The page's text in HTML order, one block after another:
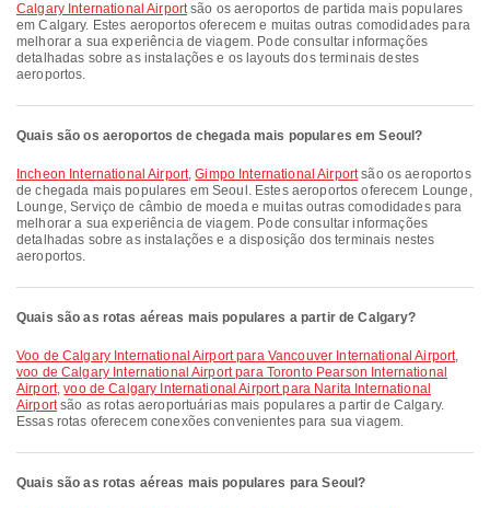
Calgary International Airportsão os aeroportos de partida mais populares
em Calgary. Estes aeroportos oferecem e muitas outras comodidades para
melhorar a sua experiência de viagem. Pode consultar informações
detalhadas sobre as instalações e os layouts dos terminais destes
aeroportos.
Quais são os aeroportos de chegada mais populares em Seoul?
Incheon International Airport,Gimpo International Airportsão os aeroportos
de chegada mais populares em Seoul. Estes aeroportos oferecem Lounge,
Lounge, Serviço de câmbio de moeda e muitas outras comodidades para
melhorar a sua experiência de viagem. Pode consultar informações
detalhadas sobre as instalações e a disposição dos terminais nestes
aeroportos.
Quais são as rotas aéreas mais populares a partir de Calgary?
voo de Calgary International Airport para Vancouver International Airport,
voo de Calgary International Airport para Toronto Pearson International
Airport,voo de Calgary International Airport para Narita International
Airportsão as rotas aeroportuárias mais populares a partir de Calgary.
Essas rotas oferecem conexões convenientes para sua viagem.
Quais são as rotas aéreas mais populares para Seoul?